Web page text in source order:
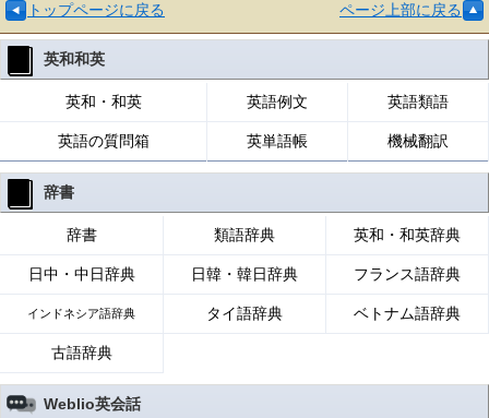
トップページに戻る ページ上部に戻る
英和和英
英和・和英 英語例文 英語類語
英語の質問箱 英単語帳 機械翻訳
辞書
辞書 類語辞典 英和・和英辞典
日中・中日辞典 日韓・韓日辞典 フランス語辞典
インドネシア語辞典 タイ語辞典 ベトナム語辞典
古語辞典
Weblio英会話